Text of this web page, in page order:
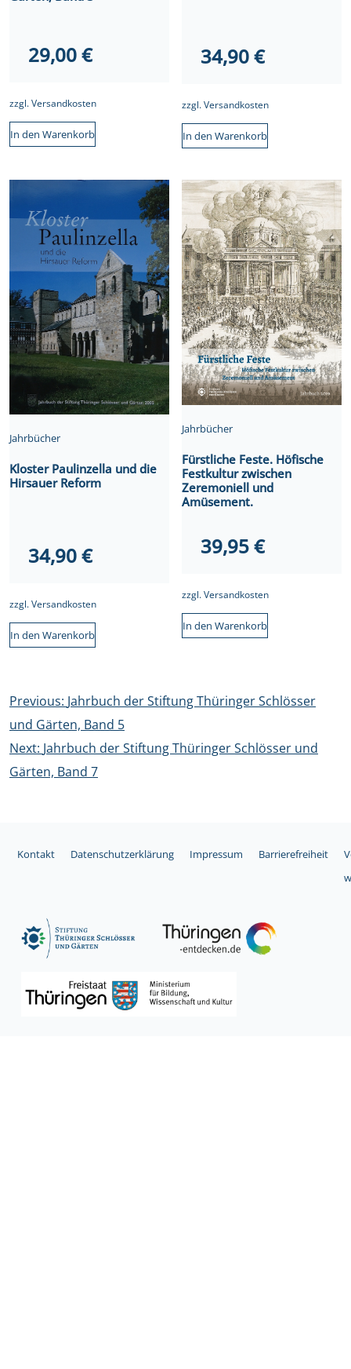
29,00€
zzgl.Versandkosten
In den Warenkorb
34,90€
zzgl.Versandkosten
In den Warenkorb
Jahrbücher
Kloster Paulinzella und die
Hirsauer Reform
34,90€
zzgl.Versandkosten
In den Warenkorb
Jahrbücher
Fürstliche Feste. Höfische
Festkultur zwischen
Zeremoniell und
Amüsement.
39,95€
zzgl.Versandkosten
In den Warenkorb
Beitragsnavigation
Previous: Jahrbuch der Stiftung Thüringer Schlösser
und Gärten, Band 5
Next: Jahrbuch der Stiftung Thüringer Schlösser und
Gärten, Band 7
Kontakt Datenschutzerklärung Impressum Barrierefreiheit